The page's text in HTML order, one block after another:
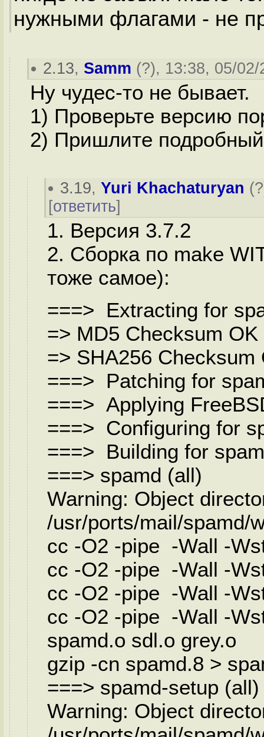
нужными флагами - не
2.13, Samm (?), 13:38, 05/02/
Ну чудес-то не бывает.
1) Проверьте версию
2) Пришлите
3.19,Yuri Khachaturyan (?
[ответить]
1. Версия 3.7.2
2. Сборка по make
тоже самое):
===> Extracting for
=> MD5 Checksum
=> SHA256
===> Patching for
===> Applying
===> Configuring for
===> Building for
===> spamd (all)
Warning: Object
/usr/ports/mail/spamd/
cc -O2 -pipe -Wall -
cc -O2 -pipe -Wall -
cc -O2 -pipe -Wall -
cc -O2 -pipe -Wall -
spamd.o sdl.o grey.o
gzip -cn spamd.8 >
===> spamd-setup (all)
Warning: Object